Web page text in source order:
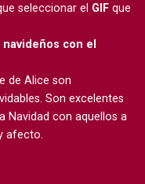
seleccionar el GIF que
con el
de Alice son
Son excelentes
Navidad con aquellos a
afecto.